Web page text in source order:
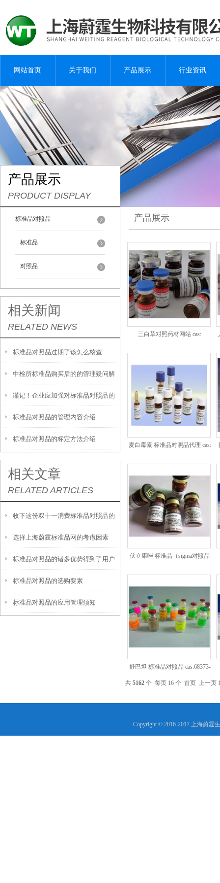
网站首页 关于我们 产品展示 行业资讯
产品展示
PRODUCT DISPLAY
标准品对照品
标准品
对照品
相关新闻
RELATED NEWS
标准品对照品过期了该怎么核查
中检所标准品购买后的的管理疑问解
答
谨记！企业应加强对标准品对照品的
管理
标准品对照品的管理内容介绍
标准品对照品的标定方法介绍
相关文章
RELATED ARTICLES
收下这份双十一消费标准品对照品的
避坑指南
选择上海蔚霆标准品网的考虑因素
标准品对照品的诸多优势得到了用户
们的认可
标准品对照品的选购要素
标准品对照品的应用管理须知
产品展示
三白草对照药材网站 cas:
麦白霉素 标准品对照品代理 cas:
伏立康唑 标准品（sigma对照品
舒巴坦 标准品对照品 cas:68373-
14-8
共 5162 个 每页 16 个 首页 上一页
Copyright © 2016-2017 上海蔚霆